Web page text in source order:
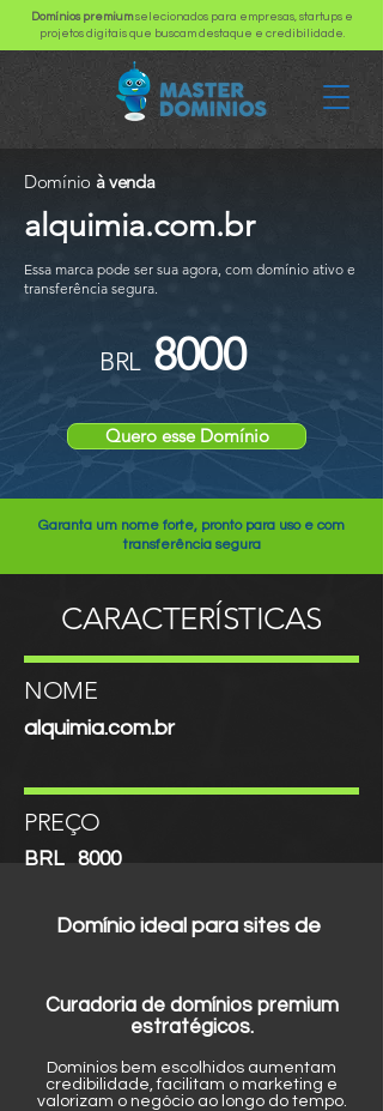
Domínios premiumselecionados para empresas, startups e
projetos digitais que buscam destaque e credibilidade.
Domínio à venda
alquimia.com.br
Essa marca pode ser sua agora, com domínio ativo e
transferência segura.
BRL 8000
Quero esse Domínio
Garanta um nome forte, pronto para uso e com
transferência segura
CARACTERÍSTICAS
NOME
alquimia.com.br
PREÇO
BRL 8000
Domínio ideal para sites de
Curadoria de domínios premium
estratégicos.
Domínios bem escolhidos aumentam
credibilidade, facilitam o marketing e
valorizam o negócio ao longo do tempo.